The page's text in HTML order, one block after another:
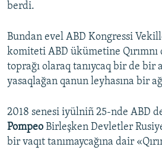
berdi.
Bundan evel ABD Kongressi
komiteti ABD ükümetine Qırımnı
toprağı olaraq tanıycaq bir de bir
yasaqlağan qanun leyhasına bir
2018 senesi iyülniñ 25-nde ABD
Pompeo Birleşken Devletler
bir vaqıt tanımaycağına dair